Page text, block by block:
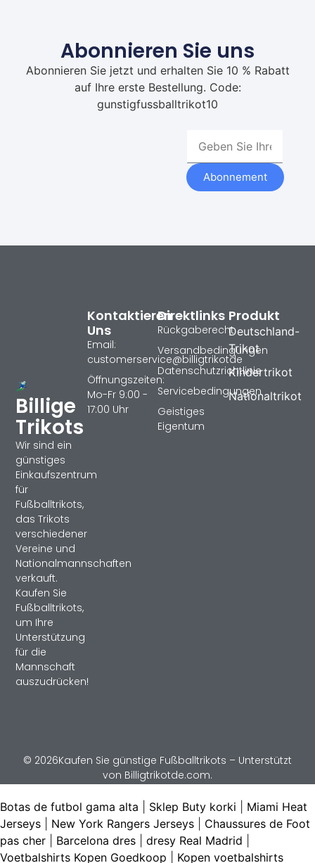
Abonnieren Sie uns
Abonnieren Sie jetzt und erhalten Sie 10 % Rabatt
auf Ihre erste Bestellung. Code:
gunstigfussballtrikot10
Abonnement
Billige
Trikots
Wir sind ein
günstiges
Einkaufszentrum
für
Fußballtrikots,
das Trikots
verschiedener
Vereine und
Nationalmannschaften
verkauft.
Kaufen Sie
Fußballtrikots,
um Ihre
Unterstützung
für die
Mannschaft
auszudrücken!
Produkt
Deutschland-
Trikot
Kindertrikot
Nationaltrikot
Direktlinks
Rückgaberecht
Versandbedingungen
Datenschutzrichtlinie
Servicebedingungen
Geistiges
Eigentum
Kontaktieren
Uns
Email:
customerservice@billigtrikotde
Öffnungszeiten:
Mo-Fr 9:00 -
17:00 Uhr
© 2026Kaufen Sie günstige Fußballtrikots – Unterstützt
von Billigtrikotde.com.
Botas de futbol gama alta Sklep Buty korki
Miami Heat
Jerseys
New York Rangers Jerseys
Chaussures de Foot
pas cher
Barcelona dres dresy Real Madrid
Voetbalshirts Kopen Goedkoop
Kopen voetbalshirts